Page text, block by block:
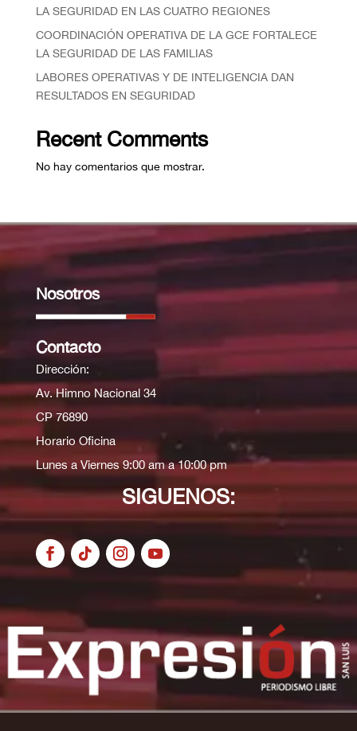
LA SEGURIDAD EN LAS CUATRO REGIONES
COORDINACIÓN OPERATIVA DE LA GCE FORTALECE
LA SEGURIDAD DE LAS FAMILIAS
⁠LABORES OPERATIVAS Y DE INTELIGENCIA DAN
RESULTADOS EN SEGURIDAD
Recent Comments
No hay comentarios que mostrar.
Nosotros
Contacto
Dirección:
Av. Himno Nacional 34
CP 76890
Horario Oficina
Lunes a Viernes 9:00 am a 10:00 pm
SIGUENOS: